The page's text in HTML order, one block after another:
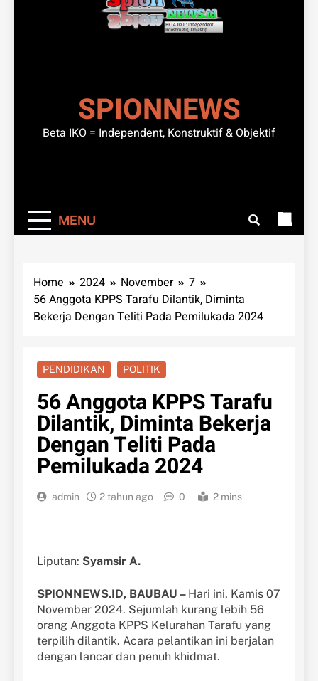
SPIONNEWS
Beta IKO = Independent, Konstruktif & Objektif
MENU
Home 2024 November
7
56 Anggota KPPS Tarafu Dilantik, Diminta
Bekerja Dengan Teliti Pada Pemilukada 2024
PENDIDIKAN POLITIK
56 Anggota KPPS Tarafu
Dilantik, Diminta Bekerja
Dengan Teliti Pada
Pemilukada 2024
admin 2 tahun ago 0 2 mins
Liputan: Syamsir A.
SPIONNEWS.ID, BAUBAU – Hari ini, Kamis 07
November 2024. Sejumlah kurang lebih 56
orang Anggota KPPS Kelurahan Tarafu yang
terpilih dilantik. Acara pelantikan ini berjalan
dengan lancar dan penuh khidmat.